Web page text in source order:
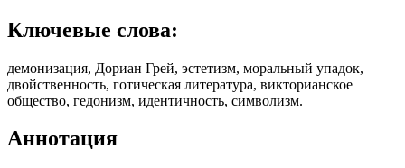
Ключевые слова:
демонизация, Дориан Грей, эстетизм, моральный упадок,
двойственность, готическая литература, викторианское
общество, гедонизм, идентичность, символизм.
Аннотация